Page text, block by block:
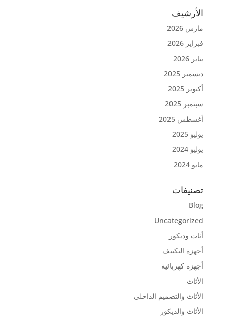
الأرشيف
مارس 2026
فبراير 2026
يناير 2026
ديسمبر 2025
أكتوبر 2025
سبتمبر 2025
أغسطس 2025
يوليو 2025
يوليو 2024
مايو 2024
تصنيفات
Blog
Uncategorized
أثاث وديكور
أجهزة التكييف
أجهزة كهربائية
الأثاث
الأثاث والتصميم الداخلي
الأثاث والديكور